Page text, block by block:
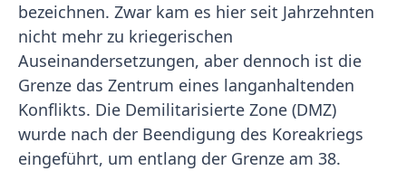
bezeichnen. Zwar kam es hier seit Jahrzehnten
nicht mehr zu kriegerischen
Auseinandersetzungen, aber dennoch ist die
Grenze das Zentrum eines langanhaltenden
Konflikts. Die Demilitarisierte Zone (DMZ)
wurde nach der Beendigung des Koreakriegs
eingeführt, um entlang der Grenze am 38.